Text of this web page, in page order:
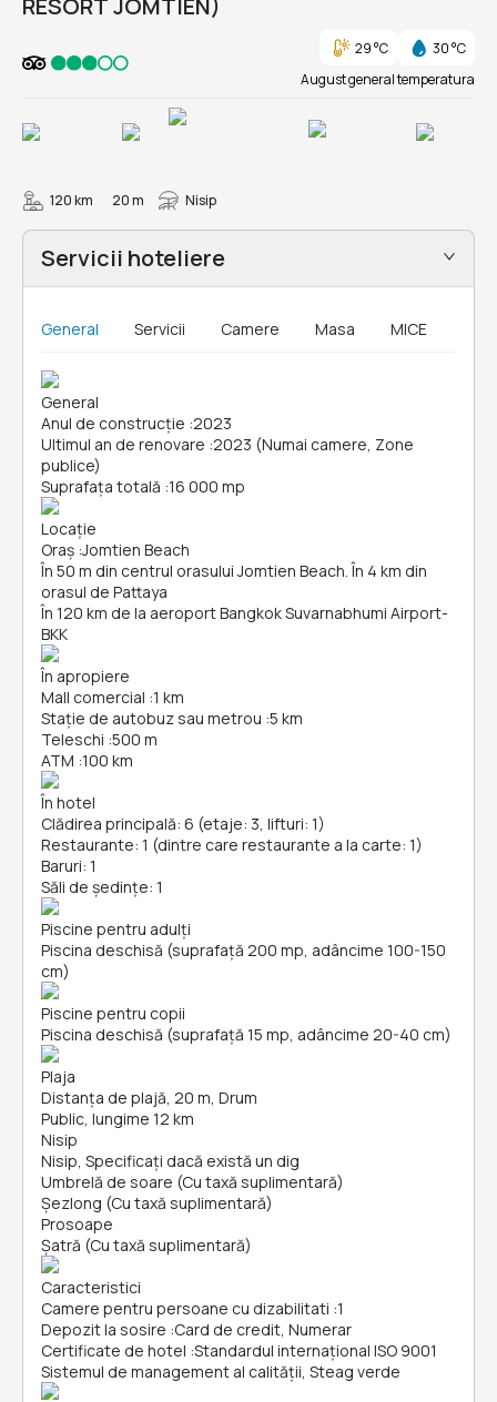
RESORT JOMTIEN)
29 °C
30 °C
August general temperatura
120 km 20 m Nisip
Servicii hoteliere
General Servicii Camere Masa MICE
General
Anul de construcție :2023
Ultimul an de renovare :2023 (Numai camere, Zone
publice)
Suprafața totală :16 000 mp
Locație
Oraș :Jomtien Beach
În 50 m din centrul orasului Jomtien Beach. În 4 km din
orasul de Pattaya
În 120 km de la aeroport Bangkok Suvarnabhumi Airport-
BKK
În apropiere
Mall comercial :1 km
Stație de autobuz sau metrou :5 km
Teleschi :500 m
ATM :100 km
În hotel
Clădirea principală: 6 (etaje: 3, lifturi: 1)
Restaurante: 1 (dintre care restaurante a la carte: 1)
Baruri: 1
Săli de ședințe: 1
Piscine pentru adulți
Piscina deschisă (suprafață 200 mp, adâncime 100-150
cm)
Piscine pentru copii
Piscina deschisă (suprafață 15 mp, adâncime 20-40 cm)
Plaja
Distanța de plajă, 20 m, Drum
Public, lungime 12 km
Nisip
Nisip, Specificați dacă există un dig
Umbrelă de soare (Cu taxă suplimentară)
Șezlong (Cu taxă suplimentară)
Prosoape
Şatră (Cu taxă suplimentară)
Caracteristici
Camere pentru persoane cu dizabilitati :1
Depozit la sosire :Card de credit, Numerar
Certificate de hotel :Standardul internațional ISO 9001
Sistemul de management al calității, Steag verde